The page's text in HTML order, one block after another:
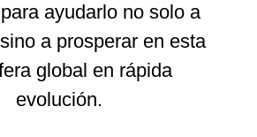
ayudarlo no solo a
a prosperar en esta
global en rápida
evolución.